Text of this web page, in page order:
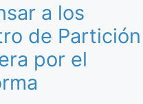
a los
de Partición
por el